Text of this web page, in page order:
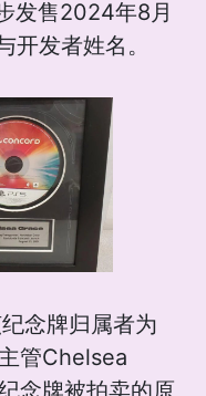
发售2024年8月
开发者姓名。
念牌归属者为
管Chelsea
念牌被拍卖的原